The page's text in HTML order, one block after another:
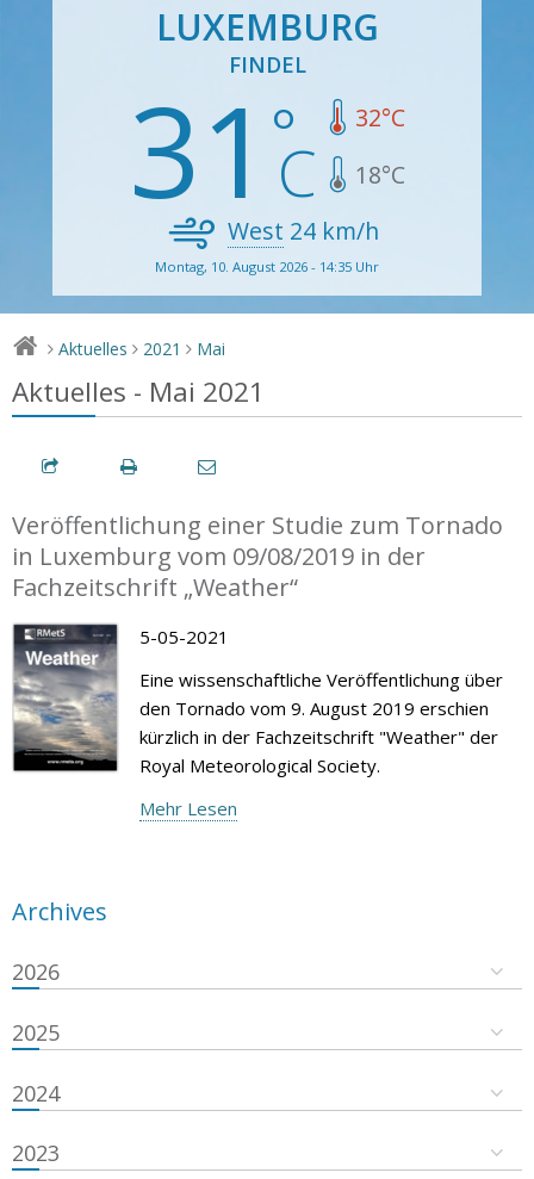
LUXEMBURG
FINDEL
31 32°C
18°C
West 24 km/h
Montag, 10. August 2026 - 14:35 Uhr
> Aktuelles > 2021 > Mai
Aktuelles - Mai 2021
Veröffentlichung einer Studie zum Tornado
in Luxemburg vom 09/08/2019 in der
Fachzeitschrift „Weather“
5-05-2021
Eine wissenschaftliche Veröffentlichung über
den Tornado vom 9. August 2019 erschien
kürzlich in der Fachzeitschrift "Weather" der
Royal Meteorological Society.
Mehr Lesen
Archives
2026
2025
2024
2023